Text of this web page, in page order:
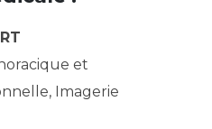
et
Imagerie